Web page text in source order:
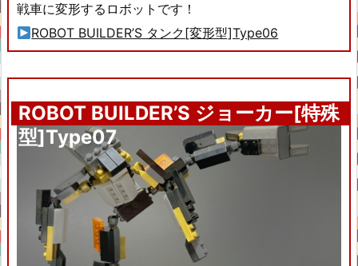
戦車に変形するロボットです！
ROBOT BUILDER’S タンク[変形型]Type06
ROBOT BUILDER’S ジョーカー[特殊
型]Type07